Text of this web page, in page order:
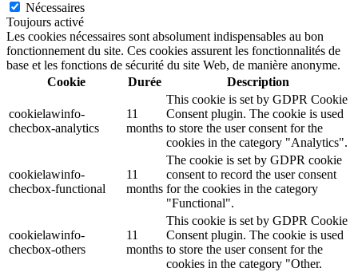
Nécessaires
Toujours activé
Les cookies nécessaires sont absolument indispensables au bon
fonctionnement du site. Ces cookies assurent les fonctionnalités de
base et les fonctions de sécurité du site Web, de manière anonyme.
Cookie
Durée Description
cookielawinfo-
checbox-analytics
11
months
This cookie is set by GDPR Cookie
Consent plugin. The cookie is used
to store the user consent for the
cookies in the category "Analytics".
cookielawinfo-
checbox-functional
11
months
The cookie is set by GDPR cookie
consent to record the user consent
for the cookies in the category
"Functional".
cookielawinfo-
checbox-others
11
months
This cookie is set by GDPR Cookie
Consent plugin. The cookie is used
to store the user consent for the
cookies in the category "Other.